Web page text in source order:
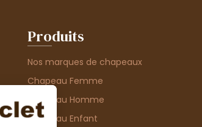
Produits
Nos marques de chapeaux
Chapeau Femme
Chapeau Homme
Chapeau Enfant